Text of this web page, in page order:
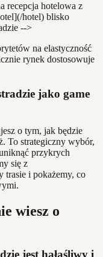
recepcja hotelowa z
hotel) blisko
-->
na elastyczność
rynek dostosowuje
jako game
o tym, jak będzie
To strategiczny wybór,
przykrych
się z
trasie i pokażemy, co
wiesz o
jest hałaśliwy i